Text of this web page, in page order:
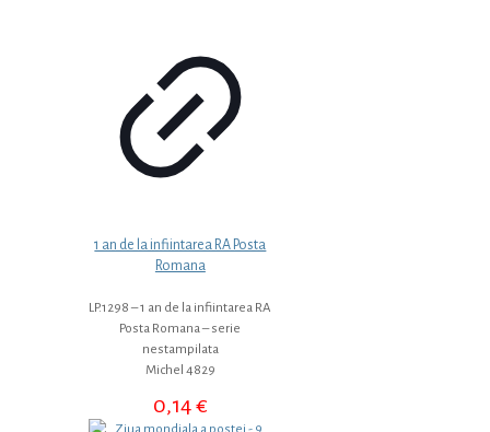
1 an de la infiintarea RA Posta
Romana
LP.1298 – 1 an de la infiintarea RA
Posta Romana – serie
nestampilata
Michel 4829
0,14€